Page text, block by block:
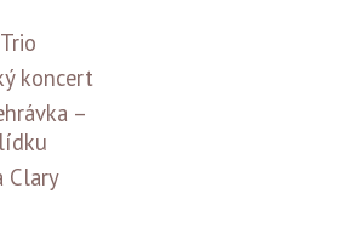
koncert
–
Clary